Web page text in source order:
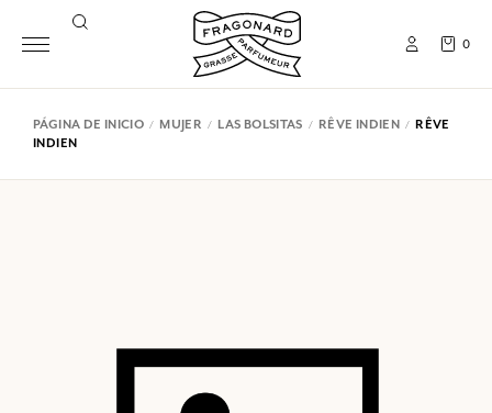
0
PÁGINA DE INICIO MUJER LAS BOLSITAS RÊVE INDIEN
RÊVE
INDIEN